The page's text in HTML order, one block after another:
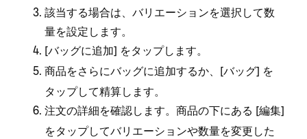
該当する場合は⁠、バリエ⁠ーシ⁠ョンを選択して数
量を設定します⁠。
[⁠バ⁠ッグに追加⁠] をタ⁠ップします⁠。
商品をさらにバ⁠ッグに追加するか⁠、[⁠バ⁠ッグ⁠] を
タ⁠ップして精算します⁠。
注文の詳細を確認します⁠。商品の下にある [⁠編集⁠]
をタ⁠ップしてバリエ⁠ーシ⁠ョンや数量を変更した